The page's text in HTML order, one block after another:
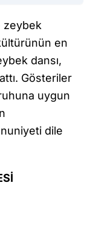
zeybek
en
dansı,
Gösteriler
ruhuna uygun
dile